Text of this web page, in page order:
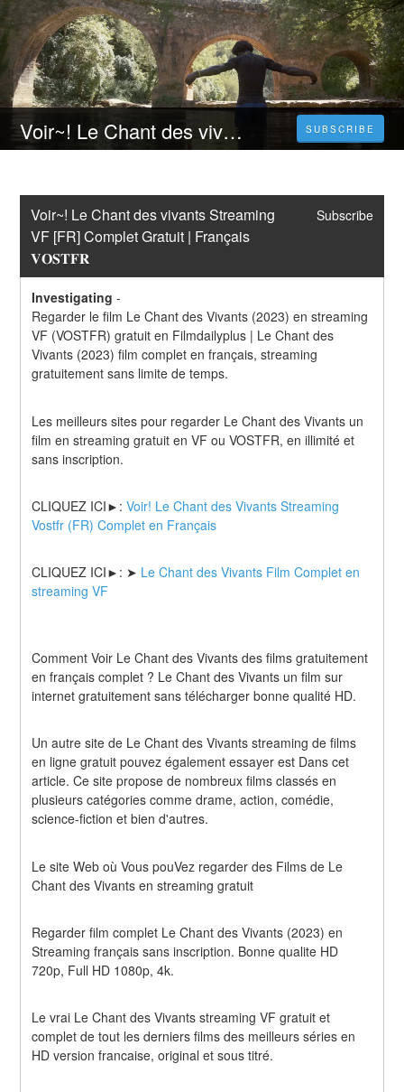
Voir~! Le Chant des vivants Streaming VF [FR] Complet Gratuit | Français 𝐕𝐎𝐒𝐓𝐅𝐑 SUBSCRIBE
Voir~! Le Chant des vivants Streaming
VF [FR] Complet Gratuit | Français
𝐕𝐎𝐒𝐓𝐅𝐑
Subscribe
Investigating -
Regarder le film Le Chant des Vivants (2023) en streaming
VF (VOSTFR) gratuit en Filmdailyplus | Le Chant des
Vivants (2023) film complet en français, streaming
gratuitement sans limite de temps.
Les meilleurs sites pour regarder Le Chant des Vivants un
film en streaming gratuit en VF ou VOSTFR, en illimité et
sans inscription.
CLIQUEZ ICI►: Voir! Le Chant des Vivants Streaming
Vostfr (FR) Complet en Français
CLIQUEZ ICI►: ➤ Le Chant des Vivants Film Complet en
streaming VF
Comment Voir Le Chant des Vivants des films gratuitement
en français complet ? Le Chant des Vivants un film sur
internet gratuitement sans télécharger bonne qualité HD.
Un autre site de Le Chant des Vivants streaming de films
en ligne gratuit pouvez également essayer est Dans cet
article. Ce site propose de nombreux films classés en
plusieurs catégories comme drame, action, comédie,
science-fiction et bien d'autres.
Le site Web où Vous pouVez regarder des Films de Le
Chant des Vivants en streaming gratuit
Regarder film complet Le Chant des Vivants (2023) en
Streaming français sans inscription. Bonne qualite HD
720p, Full HD 1080p, 4k.
Le vrai Le Chant des Vivants streaming VF gratuit et
complet de tout les derniers films des meilleurs séries en
HD version francaise, original et sous titré.